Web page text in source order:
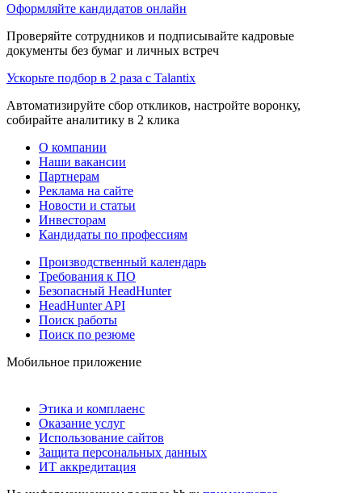
Оформляйте кандидатов онлайн
Проверяйте сотрудников и подписывайте кадровые
документы без бумаг и личных встреч
Ускорьте подбор в 2 раза с Talantix
Автоматизируйте сбор откликов, настройте воронку,
собирайте аналитику в 2 клика
О компании
Наши вакансии
Партнерам
Реклама на сайте
Новости и статьи
Инвесторам
Кандидаты по профессиям
Производственный календарь
Требования к ПО
Безопасный HeadHunter
HeadHunter API
Поиск работы
Поиск по резюме
Мобильное приложение
Этика и комплаенс
Оказание услуг
Использование сайтов
Защита персональных данных
ИТ аккредитация